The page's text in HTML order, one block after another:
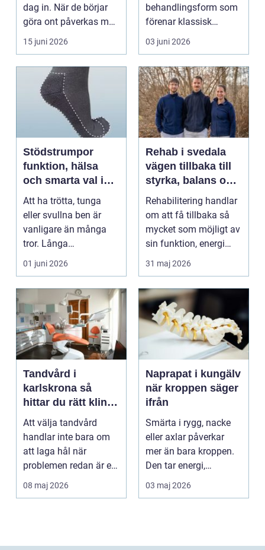
dag in. När de börjar
göra ont påverkas mer
15 juni 2026
behandlingsform som
förenar klassisk
massage med
energibas...
03 juni 2026
Stödstrumpor
funktion, hälsa
och smarta val i
vardagen
Att ha trötta, tunga
eller svullna ben är
vanligare än många
tror. Långa
arbetsdagar på hårda
golv, ...
01 juni 2026
Rehab i svedala
vägen tillbaka till
styrka, balans och
vardag
Rehabilitering handlar
om att få tillbaka så
mycket som möjligt av
sin funktion, energi
och trygghet...
31 maj 2026
Tandvård i
karlskrona så
hittar du rätt klinik
för långsiktig
munhälsa
Att välja tandvård
handlar inte bara om
att laga hål när
problemen redan är ett
faktum. Det handlar ...
08 maj 2026
Naprapat i kungälv
när kroppen säger
ifrån
Smärta i rygg, nacke
eller axlar påverkar
mer än bara kroppen.
Den tar energi,
koncentration och
03 maj 2026